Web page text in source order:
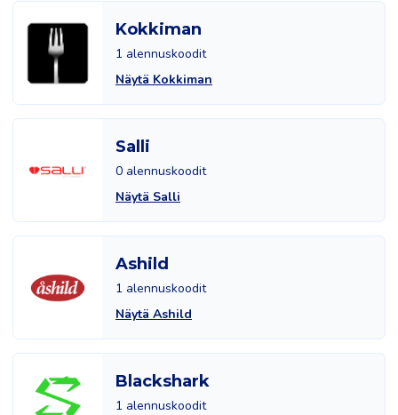
Kokkiman
1 alennuskoodit
Näytä Kokkiman
Salli
0 alennuskoodit
Näytä Salli
Ashild
1 alennuskoodit
Näytä Ashild
Blackshark
1 alennuskoodit